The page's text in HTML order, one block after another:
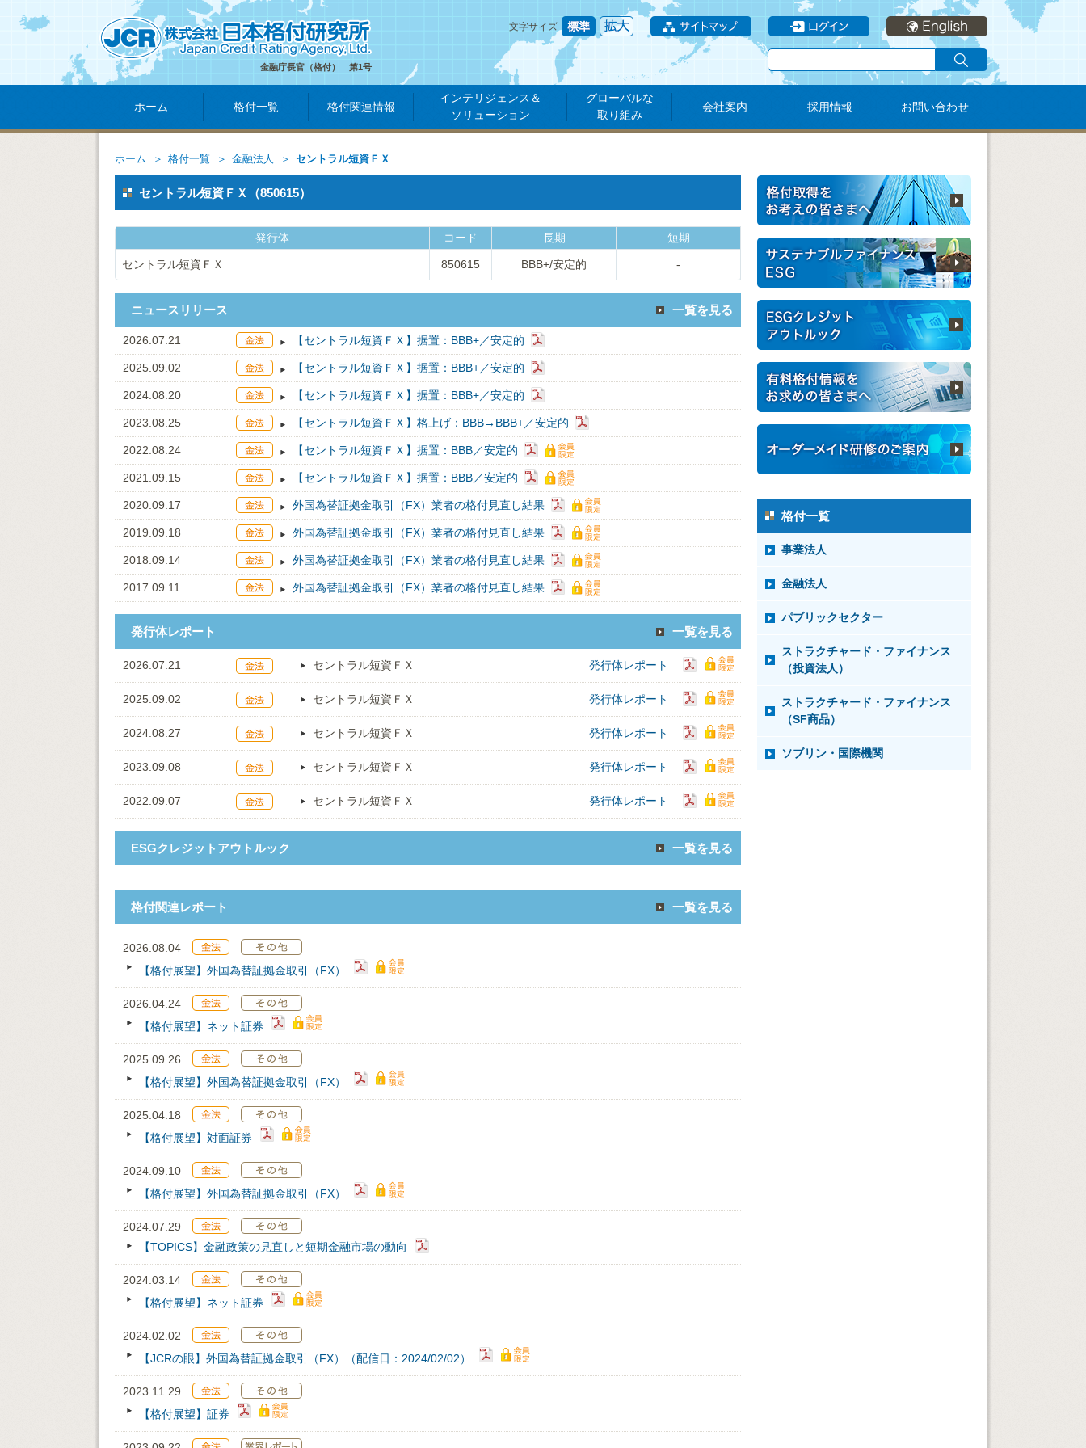
金融庁長官（格付） 第1号
文字サイズ
ホーム 格付一覧 格付関連情報
インテリジェンス＆
ソリューション
グローバルな
取り組み
会社案内 採用情報 お問い合わせ
ホーム 格付一覧 金融法人 セントラル短資ＦＸ
セントラル短資ＦＸ（850615）
発行体 コード 長期 短期
セントラル短資ＦＸ 850615 BBB+/安定的 -
ニュースリリース 一覧を見る
2026.07.21 【セントラル短資ＦＸ】据置：BBB+／安定的
2025.09.02 【セントラル短資ＦＸ】据置：BBB+／安定的
2024.08.20 【セントラル短資ＦＸ】据置：BBB+／安定的
2023.08.25 【セントラル短資ＦＸ】格上げ：BBB→BBB+／安定的
2022.08.24 【セントラル短資ＦＸ】据置：BBB／安定的
2021.09.15 【セントラル短資ＦＸ】据置：BBB／安定的
2020.09.17 外国為替証拠金取引（FX）業者の格付見直し結果
2019.09.18 外国為替証拠金取引（FX）業者の格付見直し結果
2018.09.14 外国為替証拠金取引（FX）業者の格付見直し結果
2017.09.11 外国為替証拠金取引（FX）業者の格付見直し結果
発行体レポート 一覧を見る
2026.07.21 セントラル短資ＦＸ 発行体レポート
2025.09.02 セントラル短資ＦＸ 発行体レポート
2024.08.27 セントラル短資ＦＸ 発行体レポート
2023.09.08 セントラル短資ＦＸ 発行体レポート
2022.09.07 セントラル短資ＦＸ 発行体レポート
ESGクレジットアウトルック 一覧を見る
格付関連レポート 一覧を見る
2026.08.04
【格付展望】外国為替証拠金取引（FX）
2026.04.24
【格付展望】ネット証券
2025.09.26
【格付展望】外国為替証拠金取引（FX）
2025.04.18
【格付展望】対面証券
2024.09.10
【格付展望】外国為替証拠金取引（FX）
2024.07.29
【TOPICS】金融政策の見直しと短期金融市場の動向
2024.03.14
【格付展望】ネット証券
2024.02.02
【JCRの眼】外国為替証拠金取引（FX）（配信日：2024/02/02）
2023.11.29
【格付展望】証券
格付一覧
事業法人
金融法人
パブリックセクター
ストラクチャード・ファイナンス
（投資法人）
ストラクチャード・ファイナンス
（SF商品）
ソブリン・国際機関